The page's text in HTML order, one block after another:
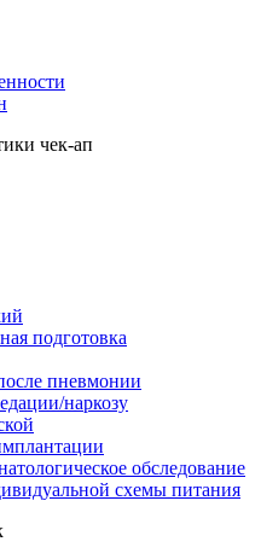
чек-ап
подготовка
пневмонии
наркозу
обследование
схемы питания